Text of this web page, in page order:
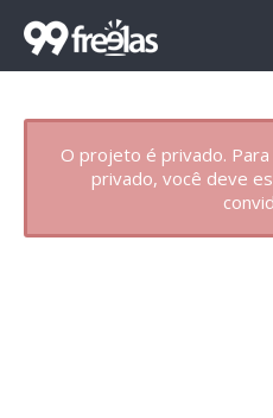
O projeto é privado.
privado, você deve